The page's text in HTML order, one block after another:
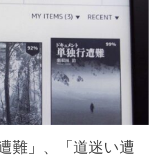
難」、「道迷い遭